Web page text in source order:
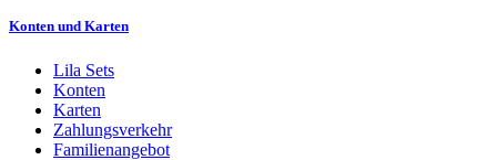
Konten und Karten
Lila Sets
Konten
Karten
Zahlungsverkehr
Familienangebot